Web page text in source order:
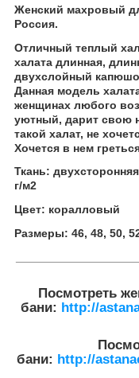
Женский махровый
Россия.
Отличный теплый
халата длинная,
двухслойный
Данная модель
женщинах любого
уютный, дарит свою
такой халат, не
Хочется в нем
Ткань:
г/м2
Цвет: коралловый
Размеры: 46, 48, 50,
Посмотреть
бани: http://
бани: http://